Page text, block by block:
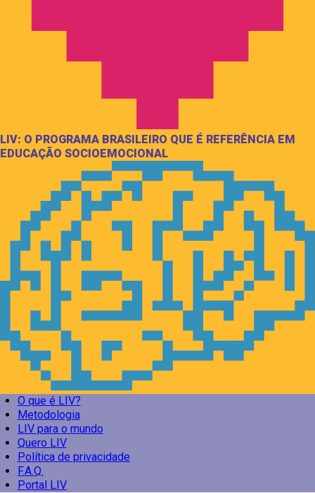
LIV: O PROGRAMA BRASILEIRO QUE É REFERÊNCIA EM
EDUCAÇÃO SOCIOEMOCIONAL
O que é LIV?
Metodologia
LIV para o mundo
Quero LIV
Política de privacidade
F.A.Q.
Portal LIV